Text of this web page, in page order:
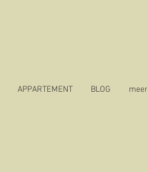
APPARTEMENT BLOG